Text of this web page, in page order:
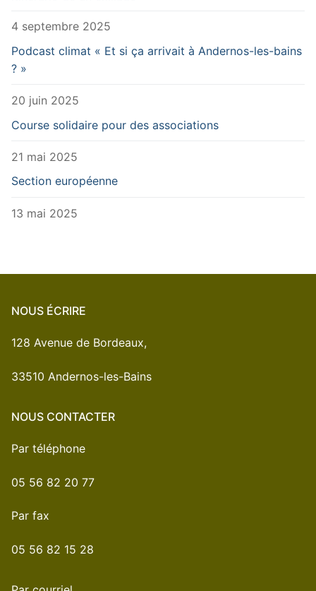
4 septembre 2025
Podcast climat « Et si ça arrivait à Andernos-les-bains
? »
20 juin 2025
Course solidaire pour des associations
21 mai 2025
Section européenne
13 mai 2025
NOUS ÉCRIRE
128 Avenue de Bordeaux,
33510 Andernos-les-Bains
NOUS CONTACTER
Par téléphone
05 56 82 20 77
Par fax
05 56 82 15 28